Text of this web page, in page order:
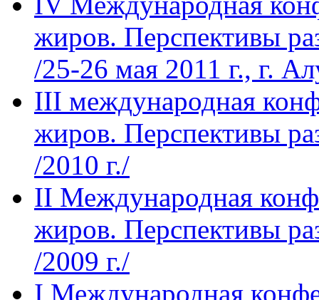
жиров. Перспективы
/25-26 мая 2011 г., г.
III международная
жиров. Перспективы
/2010 г./
II Международная
жиров. Перспективы
/2009 г./
I Международная